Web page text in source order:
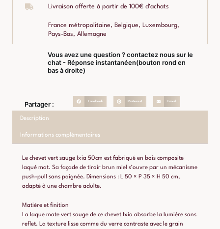
Livraison offerte à partir de 100€ d'achats
France métropolitaine, Belgique, Luxembourg,
Pays-Bas, Allemagne
Vous avez une question ? contactez nous sur le
chat - Réponse instantanéen(bouton rond en
bas à droite)
Partager : Facebook Pinterest Email
Description
Informations complémentaires
Le chevet vert sauge Ixia 50cm est fabriqué en bois composite
laqué mat. Sa façade de tiroir brun miel s’ouvre par un mécanisme
push-pull sans poignée. Dimensions : L 50 × P 35 × H 50 cm,
adapté à une chambre adulte.
Matière et finition
La laque mate vert sauge de ce chevet Ixia absorbe la lumière sans
reflet. La texture lisse comme du verre contraste avec le grain